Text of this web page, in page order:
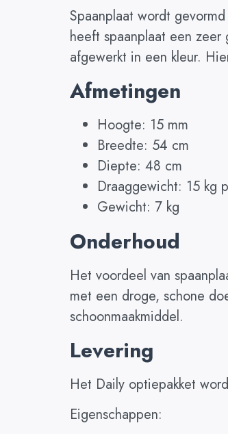
Spaanplaat wordt
heeft spaanplaat een
afgewerkt in een kleur.
Afmetingen
Hoogte: 15 mm
Breedte: 54 cm
Diepte: 48 cm
Draaggewicht: 15 kg
Gewicht: 7 kg
Onderhoud
Het voordeel van
met een droge, schone
schoonmaakmiddel.
Levering
Het Daily optiepakket
Eigenschappen: